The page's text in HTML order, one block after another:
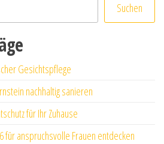
Suchen
Gesichtspflege
nachhaltig sanieren
für Ihr Zuhause
für anspruchsvolle Frauen entdecken